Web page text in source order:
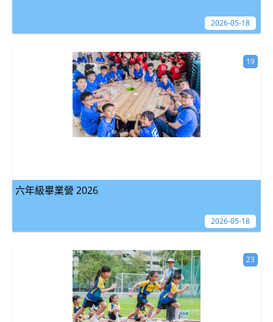
2026-05-18
六年級畢業營 2026
19
2026-05-18
23